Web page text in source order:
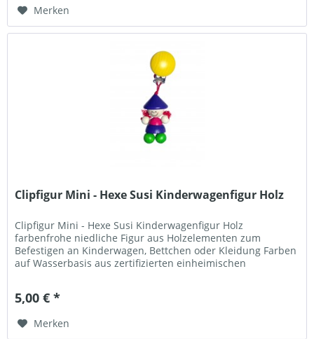
Merken
Clipfigur Mini - Hexe Susi Kinderwagenfigur Holz
Clipfigur Mini - Hexe Susi Kinderwagenfigur Holz
farbenfrohe niedliche Figur aus Holzelementen zum
Befestigen an Kinderwagen, Bettchen oder Kleidung Farben
auf Wasserbasis aus zertifizierten einheimischen
5,00 € *
Merken